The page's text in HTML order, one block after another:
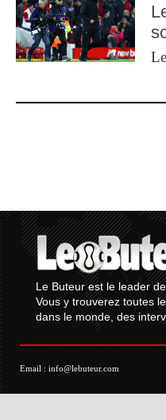
Le Buteur est le leader
Vous y trouverez toutes
dans le monde, des
Email : info@lebuteur.com